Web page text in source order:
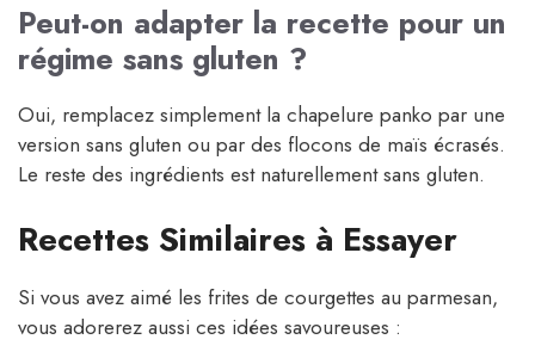
Peut-on adapter la recette pour un
régime sans gluten ?
Oui, remplacez simplement la chapelure panko par une
version sans gluten ou par des flocons de maïs écrasés.
Le reste des ingrédients est naturellement sans gluten.
Recettes Similaires à Essayer
Si vous avez aimé les frites de courgettes au parmesan,
vous adorerez aussi ces idées savoureuses :